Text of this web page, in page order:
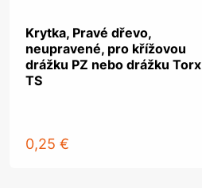
Krytka, Pravé dřevo,
neupravené, pro křížovou
drážku PZ nebo drážku Torx
TS
0,25 €